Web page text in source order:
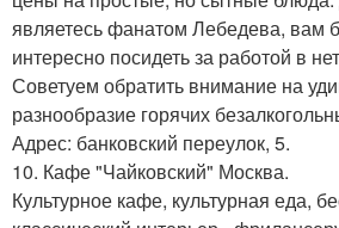
являетесь фанатом Лебедева, вам
интересно посидеть за работой в
Советуем обратить внимание на
разнообразие горячих
Адрес: банковский переулок, 5.
10. Кафе "Чайковский" Москва.
Культурное кафе, культурная еда,